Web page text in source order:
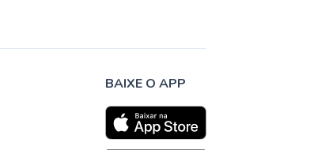
BAIXE O APP